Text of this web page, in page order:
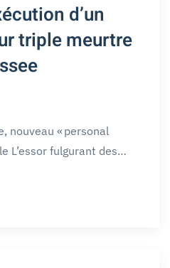
d’un
triple meurtre
nouveau « personal
L’essor fulgurant des…